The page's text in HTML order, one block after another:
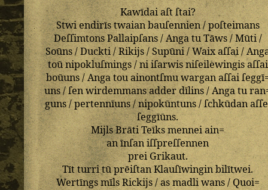
Kawīdaiaſtſtai?
Stwiendirīstwaianbauſennien/poſteimans
DeſſimtonsPallaipſans/AngatuTāws/Mūti/
Soūns/Duckti/Rikijs/Supūni/Waixaſſai/
toūnipokluſmings/niiſarwisniſeilewingisaſſai
boūuns/Angatouainontſmuwarganaſſai
uns/ſen wirdemmansadderdīlins/Angatu
guns/pertennīuns/nipokūntuns/ſchkūdan
ſeggīūns.
MijlsBrātiTeīksmenneiain=
anīnſaniſſpreſſennen
preiGrikaut.
TītturritūprēiſtanKlauſīwinginbilītwei.
WertīngsmīlsRickijs/asmadliwans/Quoi=